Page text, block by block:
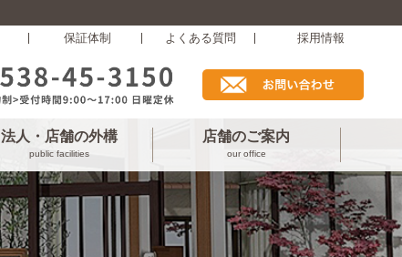
保証体制 よくある質問 採用情報
法人・店舗の外構
public facilities
店舗のご案内
our office